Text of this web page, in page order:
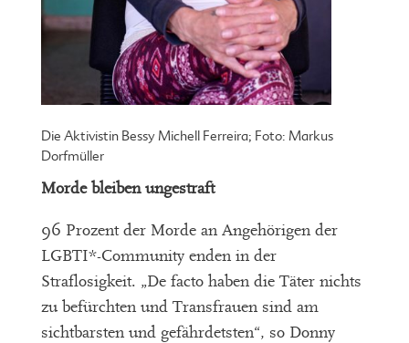
Die Aktivistin Bessy Michell Ferreira; Foto: Markus
Dorfmüller
Morde bleiben ungestraft
96 Prozent der Morde an Angehörigen der
LGBTI*-Community enden in der
Straflosigkeit. „De facto haben die Täter nichts
zu befürchten und Transfrauen sind am
sichtbarsten und gefährdetsten“, so Donny